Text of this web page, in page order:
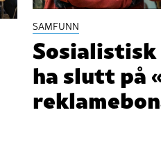
SAMFUNN
Sosialistisk
ha slutt på